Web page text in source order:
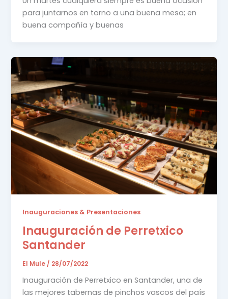
para juntarnos en torno a una buena mesa; en
buena compañía y buenas
Inauguraciones & Presentaciones
Inauguración de Perretxico
Santander
El Mule / 28/07/2022
Inauguración de Perretxico en Santander, una de
las mejores tabernas de pinchos vascos del país